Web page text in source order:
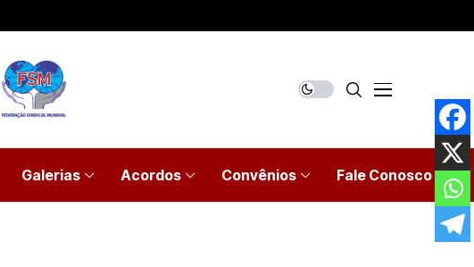
Galerias Acordos Convênios Fale Conosco